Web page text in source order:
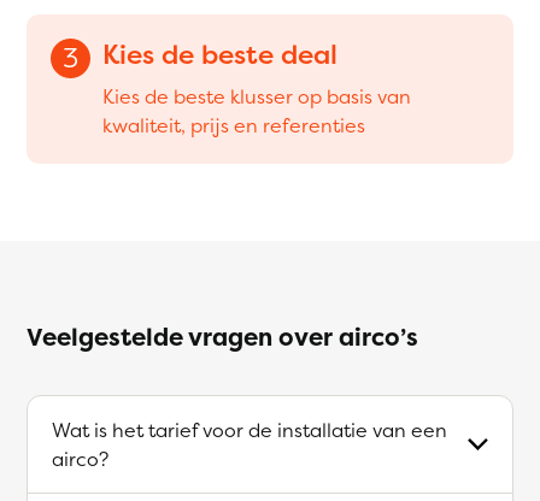
3 Kies de beste deal
Kies de beste klusser op basis van
kwaliteit, prijs en referenties
Veelgestelde vragen over airco’s
Wat is het tarief voor de installatie van een
airco?